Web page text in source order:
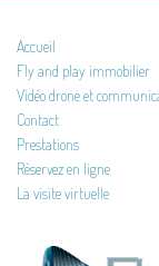
Accueil
Fly and play immobilier
Vidéo drone et
Contact
Prestations
Réservez en ligne
La visite virtuelle